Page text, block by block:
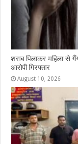
शराब पिलाकर महिला से
आरोपी गिरफ्तार
August 10, 2026